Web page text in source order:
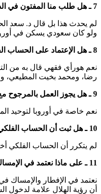
7 ـ هل طلب منا المفتون في الدول العربية أن نتبعهم في رؤيتهم؟
لم يحدث هذا بل قال د. سعد
ولو كان سعودي يسكن في
8 ـ هل الإعتماد على الحساب الفلكي رأي فقهي ؟ ولو كان مرجوحاً؟
نعم هورأي فقهي قال به من
رضا، ومحمد بخيت المطيعي،
9 ـ هل يجوز العمل بالمرجوح مع وجود الراجح لمصلحة حقيقية شرعية معتبرة؟
نعم خاصة في أوروبا لتوحيد
10 ـ هل ثبت أن الحساب الفلكي حدد زمان ومكان رؤية الهلال في بلد ما ولم يرى؟
لم يتكرر أن الحساب الفلكي
11 ـ على ماذا نعتمد في الإمساك والإفطار في شهر رمضان؟
نعتمد في الإفطار
أن رؤية الهلال علامة لدخول